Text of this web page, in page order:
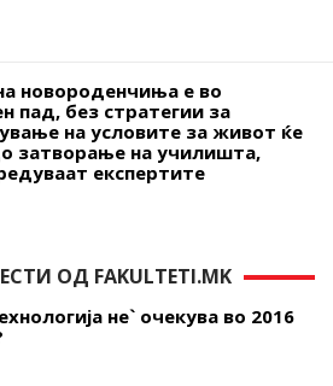
новороденчиња е во
пад, без стратегии за
на условите за живот ќе
затворање на училишта,
експертите
ОД FAKULTETI.MK
не` очекува во 2016